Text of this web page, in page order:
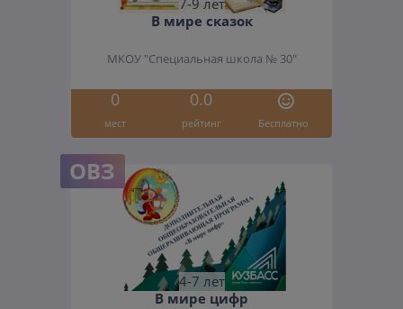
7-9 лет
В мире сказок
МКОУ "Специальная школа № 30"
0 0.0
мест рейтинг Бесплатно
ОВЗ
4-7 лет
В мире цифр